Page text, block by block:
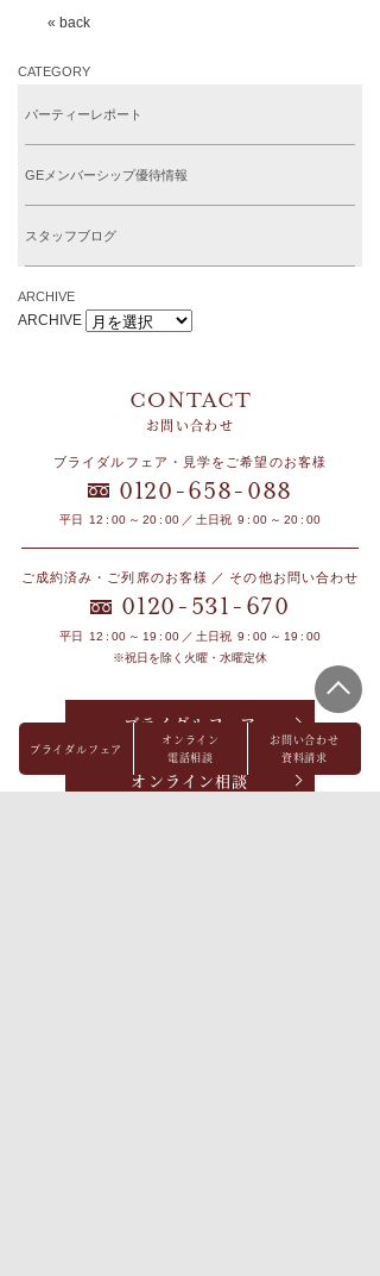
« back
CATEGORY
パーティーレポート
GEメンバーシップ優待情報
スタッフブログ
ARCHIVE
ARCHIVE
お問い合わせ
ブライダルフェア・見学をご希望のお客様
0120 -658- 088
平日 12 : 00 ～ 20 : 00 ／ 土日祝 9 : 00 ～ 20 : 00
ご成約済み・ご列席のお客様 ／ その他お問い合わせ
0120 - 531 - 670
平日 12 : 00 ～ 19 : 00 ／ 土日祝 9 : 00 ～ 19 : 00
※祝日を除く火曜・水曜定休
ブライダルフェア
オンライン相談
ブライダルフェア
オンライン
電話相談
お問い合わせ
資料請求